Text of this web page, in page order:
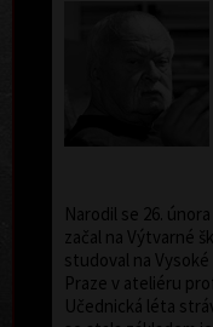
Narodil se 26.
začal na Výtvarné
studoval na
Praze v ateliéru
Učednická léta